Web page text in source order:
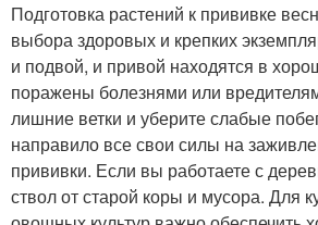
Подготовка растений к прививке
выбора здоровых и крепких
и подвой, и привой находятся в
поражены болезнями или
лишние ветки и уберите слабые
направило все свои силы на
прививки. Если вы работаете с
ствол от старой коры и мусора. Для